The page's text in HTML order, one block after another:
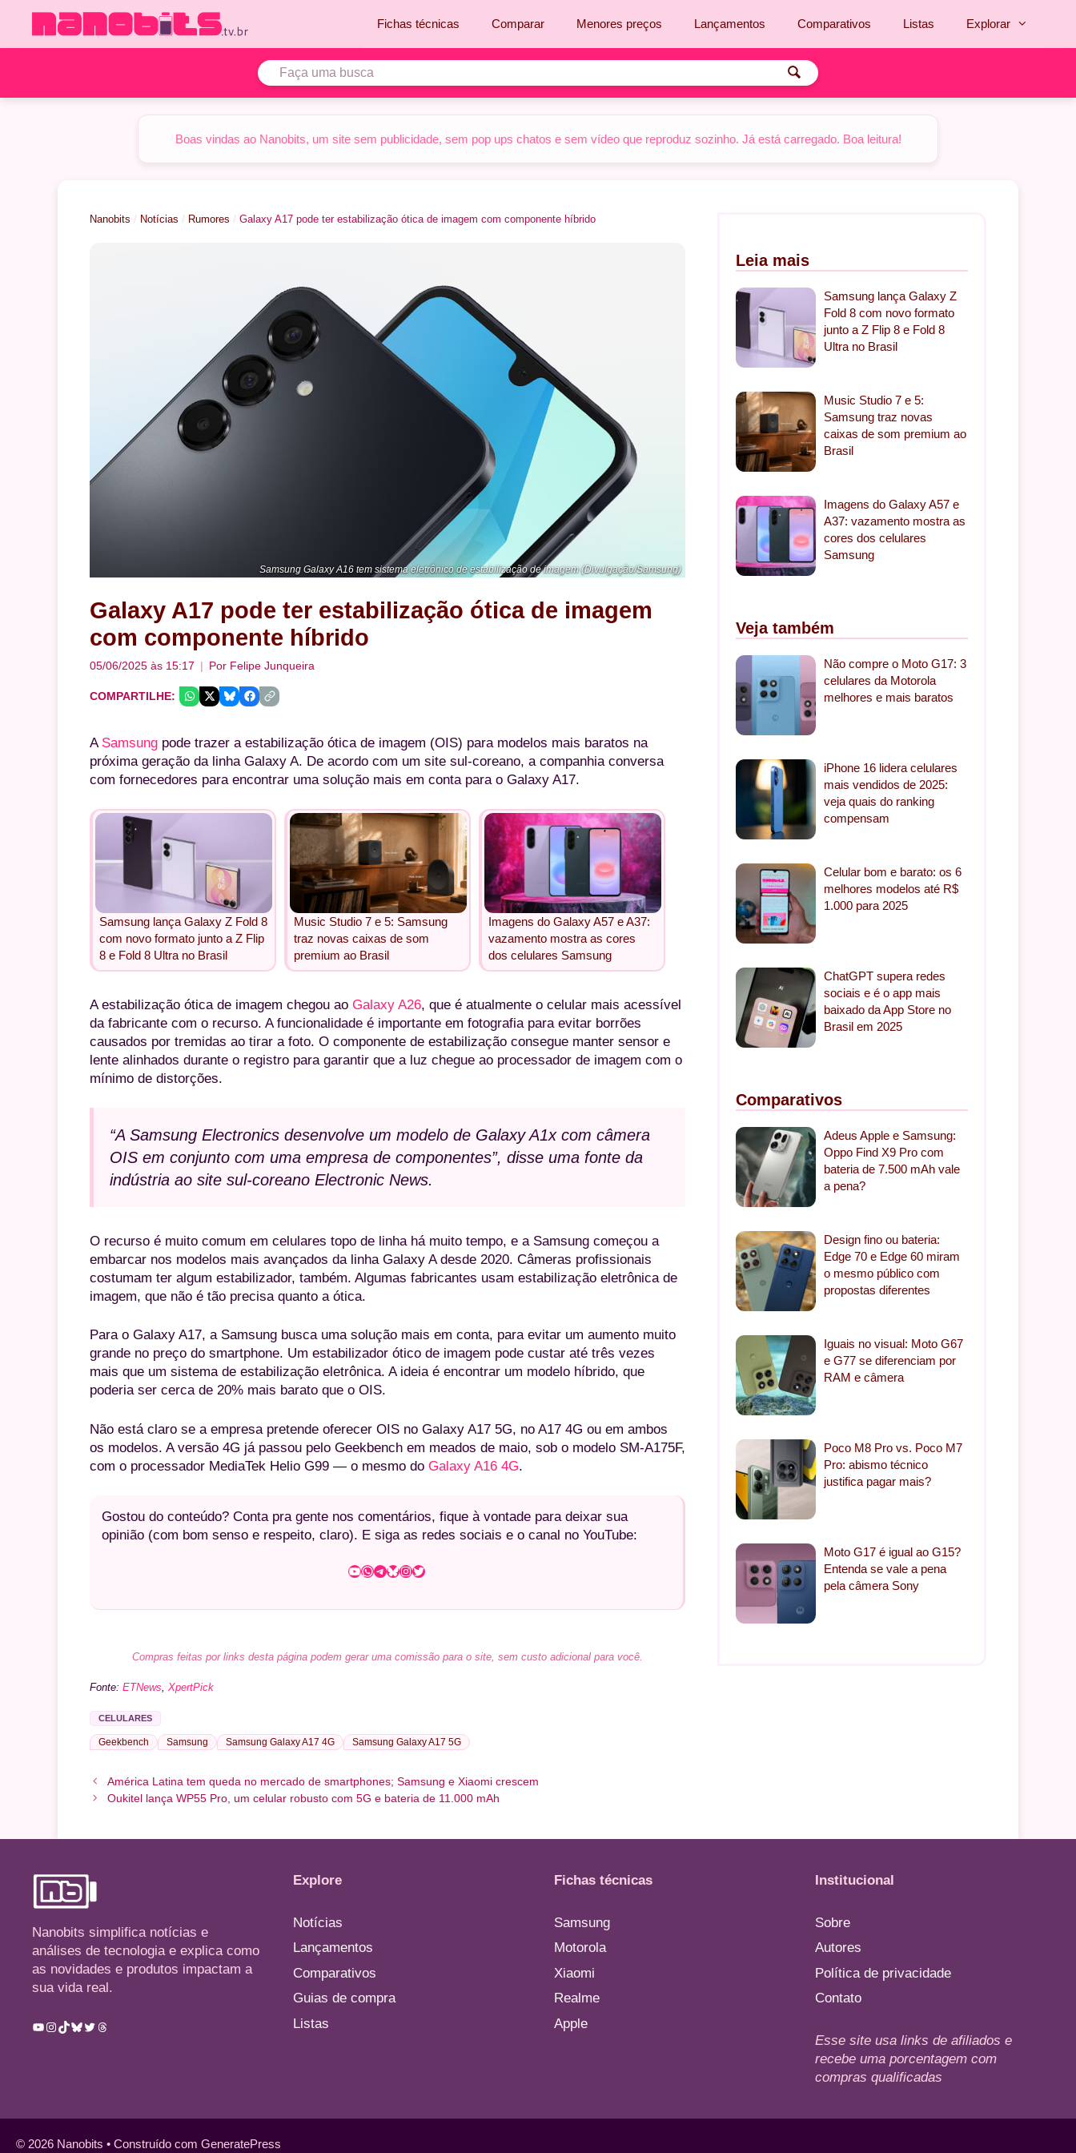
o
Fichas técnicas Comparar Menores preços Lançamentos Comparativos Listas Explorar
Boas vindas ao Nanobits, um site sem publicidade, sem pop ups chatos e sem vídeo que reproduz sozinho. Já está carregado. Boa leitura!
Nanobits / Notícias / Rumores / Galaxy A17 pode ter estabilização ótica de imagem com componente híbrido
Samsung Galaxy A16 tem sistema eletrônico de estabilização de imagem (Divulgação/Samsung)
Galaxy A17 pode ter estabilização ótica de imagem
com componente híbrido
05/06/2025 às 15:17 Por Felipe Junqueira
COMPARTILHE:
A Samsung pode trazer a estabilização ótica de imagem (OIS) para modelos mais baratos na
próxima geração da linha Galaxy A. De acordo com um site sul-coreano, a companhia conversa
com fornecedores para encontrar uma solução mais em conta para o Galaxy A17.
Samsung lança Galaxy Z Fold 8
com novo formato junto a Z Flip
8 e Fold 8 Ultra no Brasil
Music Studio 7 e 5: Samsung
traz novas caixas de som
premium ao Brasil
Imagens do Galaxy A57 e A37:
vazamento mostra as cores
dos celulares Samsung
A estabilização ótica de imagem chegou ao Galaxy A26, que é atualmente o celular mais acessível
da fabricante com o recurso. A funcionalidade é importante em fotografia para evitar borrões
causados por tremidas ao tirar a foto. O componente de estabilização consegue manter sensor e
lente alinhados durante o registro para garantir que a luz chegue ao processador de imagem com o
mínimo de distorções.
“A Samsung Electronics desenvolve um modelo de Galaxy A1x com câmera
OIS em conjunto com uma empresa de componentes”, disse uma fonte da
indústria ao site sul-coreano Electronic News.
O recurso é muito comum em celulares topo de linha há muito tempo, e a Samsung começou a
embarcar nos modelos mais avançados da linha Galaxy A desde 2020. Câmeras profissionais
costumam ter algum estabilizador, também. Algumas fabricantes usam estabilização eletrônica de
imagem, que não é tão precisa quanto a ótica.
Para o Galaxy A17, a Samsung busca uma solução mais em conta, para evitar um aumento muito
grande no preço do smartphone. Um estabilizador ótico de imagem pode custar até três vezes
mais que um sistema de estabilização eletrônica. A ideia é encontrar um modelo híbrido, que
poderia ser cerca de 20% mais barato que o OIS.
Não está claro se a empresa pretende oferecer OIS no Galaxy A17 5G, no A17 4G ou em ambos
os modelos. A versão 4G já passou pelo Geekbench em meados de maio, sob o modelo SM-A175F,
com o processador MediaTek Helio G99 — o mesmo do Galaxy A16 4G.
Gostou do conteúdo? Conta pra gente nos comentários, fique à vontade para deixar sua
opinião (com bom senso e respeito, claro). E siga as redes sociais e o canal no YouTube:
Youtube WhatsApp TelegramBluesky InstagramTwitter
Compras feitas por links desta página podem gerar uma comissão para o site, sem custo adicional para você.
Fonte: ETNews XpertPick
CELULARES
Geekbench Samsung Samsung Galaxy A17 4G Samsung Galaxy A17 5G
América Latina tem queda no mercado de smartphones; Samsung e Xiaomi crescem
Oukitel lança WP55 Pro, um celular robusto com 5G e bateria de 11.000 mAh
Leia mais
Samsung lança Galaxy Z
Fold 8 com novo formato
junto a Z Flip 8 e Fold 8
Ultra no Brasil
Music Studio 7 e 5:
Samsung traz novas
caixas de som premium ao
Brasil
Imagens do Galaxy A57 e
A37: vazamento mostra as
cores dos celulares
Samsung
Veja também
Não compre o Moto G17: 3
celulares da Motorola
melhores e mais baratos
iPhone 16 lidera celulares
mais vendidos de 2025:
veja quais do ranking
compensam
Celular bom e barato: os 6
melhores modelos até R$
1.000 para 2025
ChatGPT supera redes
sociais e é o app mais
baixado da App Store no
Brasil em 2025
Comparativos
Adeus Apple e Samsung:
Oppo Find X9 Pro com
bateria de 7.500 mAh vale
a pena?
Design fino ou bateria:
Edge 70 e Edge 60 miram
o mesmo público com
propostas diferentes
Iguais no visual: Moto G67
e G77 se diferenciam por
RAM e câmera
Poco M8 Pro vs. Poco M7
Pro: abismo técnico
justifica pagar mais?
Moto G17 é igual ao G15?
Entenda se vale a pena
pela câmera Sony
Nanobits simplifica notícias e
análises de tecnologia e explica como
as novidades e produtos impactam a
sua vida real.
Youtube
Instagram
TikTok
Bluesky
TwitterThreads
Explore
Notícias
Lançamentos
Comparativos
Guias de compra
Listas
Fichas técnicas
Samsung
Motorola
Xiaomi
Realme
Apple
Institucional
Sobre
Autores
Política de privacidade
Contato
Esse site usa links de afiliados e
recebe uma porcentagem com
compras qualificadas
© 2026 Nanobits • Construído com GeneratePress